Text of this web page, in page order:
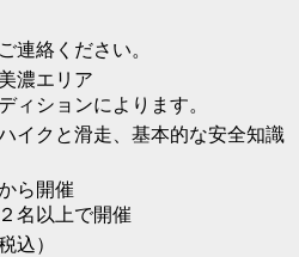
連絡ください。
濃エリア
ィションによります。
イクと滑走、基本的な安全知識
ら開催
名以上で開催
込）